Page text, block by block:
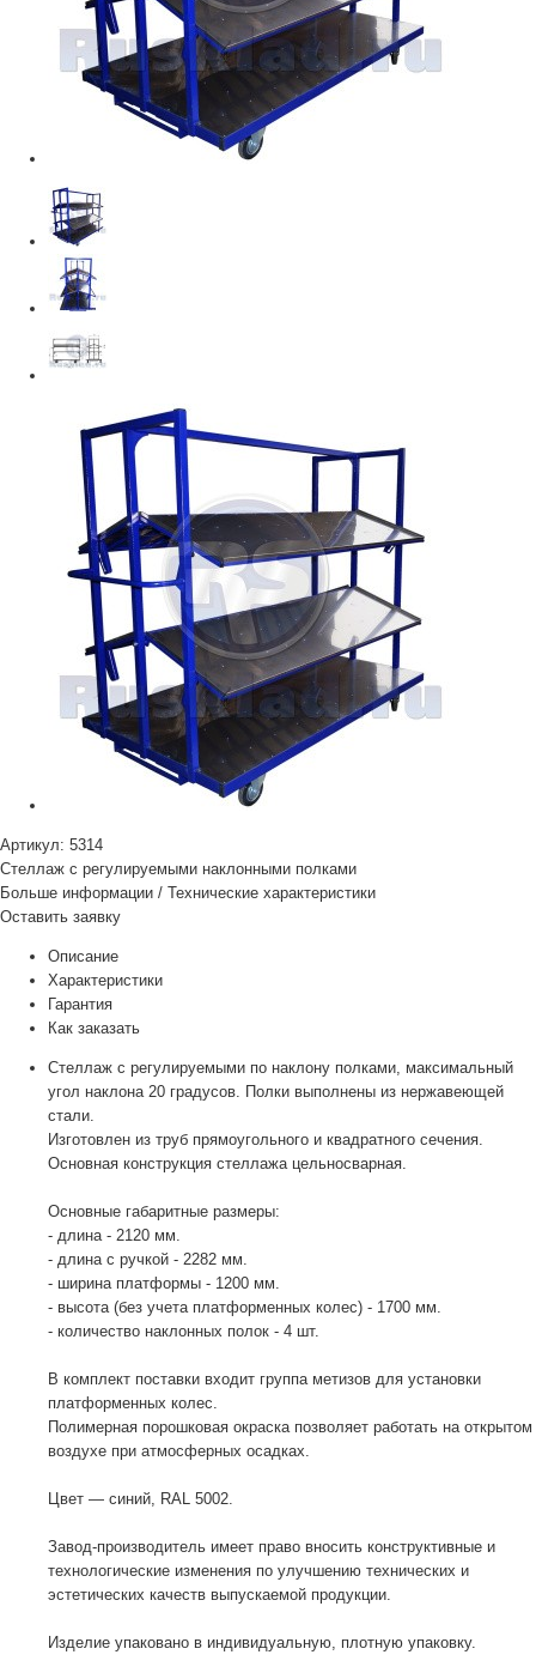
Артикул: 5314
Стеллаж с регулируемыми наклонными полками
Больше информации / Технические характеристики
Оставить заявку
Описание
Характеристики
Гарантия
Как заказать
Стеллаж с регулируемыми по наклону полками, максимальный
угол наклона 20 градусов. Полки выполнены из нержавеющей
стали.
Изготовлен из труб прямоугольного и квадратного сечения.
Основная конструкция стеллажа цельносварная.
Основные габаритные размеры:
- длина - 2120 мм.
- длина с ручкой - 2282 мм.
- ширина платформы - 1200 мм.
- высота (без учета платформенных колес) - 1700 мм.
- количество наклонных полок - 4 шт.
В комплект поставки входит группа метизов для установки
платформенных колес.
Полимерная порошковая окраска позволяет работать на открытом
воздухе при атмосферных осадках.
Цвет — синий, RAL 5002.
Завод-производитель имеет право вносить конструктивные и
технологические изменения по улучшению технических и
эстетических качеств выпускаемой продукции.
Изделие упаковано в индивидуальную, плотную упаковку.